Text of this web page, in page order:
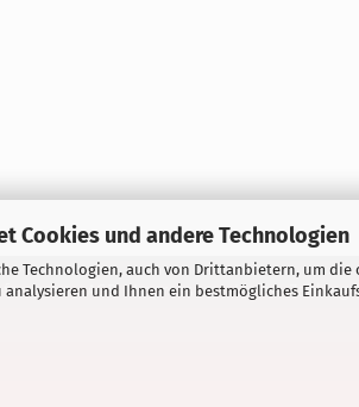
Cookies und andere Technologien
Technologien, auch von Drittanbietern, um
analysieren und Ihnen ein bestmögliches
AGB Impressum Liefer-